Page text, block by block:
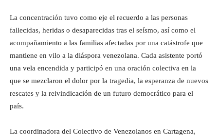
La concentración tuvo como eje el recuerdo a las personas
fallecidas, heridas o desaparecidas tras el seísmo, así como el
acompañamiento a las familias afectadas por una catástrofe que
mantiene en vilo a la diáspora venezolana. Cada asistente portó
una vela encendida y participó en una oración colectiva en la
que se mezclaron el dolor por la tragedia, la esperanza de nuevos
rescates y la reivindicación de un futuro democrático para el
país.
La coordinadora del Colectivo de Venezolanos en Cartagena,